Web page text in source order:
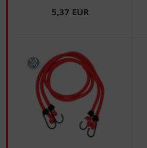
5,37 EUR